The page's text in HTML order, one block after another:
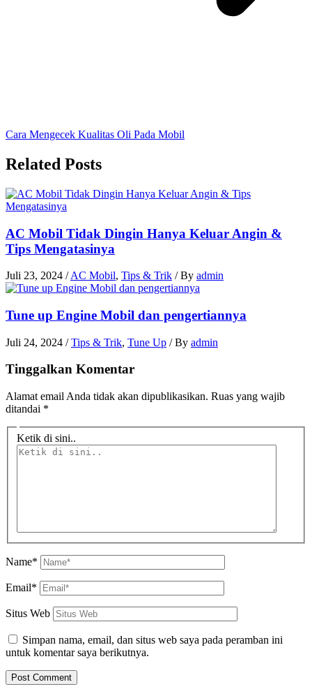
Cara Mengecek Kualitas Oli Pada Mobil
Related Posts
AC Mobil Tidak Dingin Hanya Keluar Angin &
Tips Mengatasinya
Juli 23, 2024 /AC Mobil, Tips & Trik / By admin
Tune up Engine Mobil dan pengertiannya
Juli 24, 2024 /Tips & Trik, Tune Up / By admin
Tinggalkan Komentar
Alamat email Anda tidak akan dipublikasikan. Ruas yang wajib
ditandai *
Ketik di sini..
Name*
Email*
Situs Web
Simpan nama, email, dan situs web saya pada peramban ini
untuk komentar saya berikutnya.